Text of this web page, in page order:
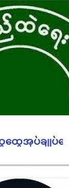
ေအုပ်ချုပ်ရေး